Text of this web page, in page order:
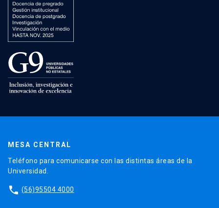
MESA CENTRAL
Teléfono para comunicarse con las distintas áreas de la
Universidad.
phone (56)95504 4000